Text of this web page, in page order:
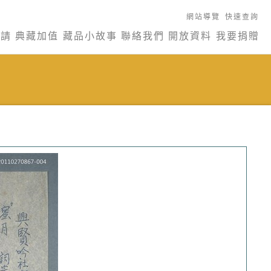
網站導覽 快速查詢
典藏加值 藏品小故事 聯絡我們 開放資料 我要捐贈